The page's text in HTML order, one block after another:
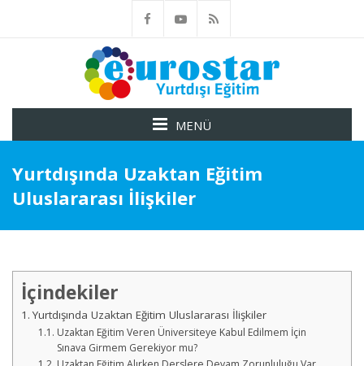
MENÜ
Yurtdışında Uzaktan Eğitim
Uluslararası İlişkiler
İçindekiler
Yurtdışında Uzaktan Eğitim Uluslararası İlişkiler
Uzaktan Eğitim Veren Üniversiteye Kabul Edilmem İçin
Sınava Girmem Gerekiyor mu?